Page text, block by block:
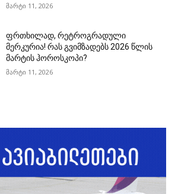
მარტი 11, 2026
ფრთხილად, რეტროგრადული
მერკურია! რას გვიმზადებს 2026 წლის
მარტის ჰოროსკოპი?
მარტი 11, 2026